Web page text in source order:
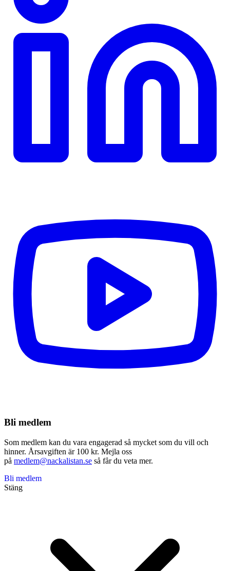
Bli medlem
Som medlem kan du vara engagerad så mycket som du vill och
hinner. Årsavgiften är 100 kr. Mejla oss
på medlem@nackalistan.se så får du veta mer.
Bli medlem
Stäng